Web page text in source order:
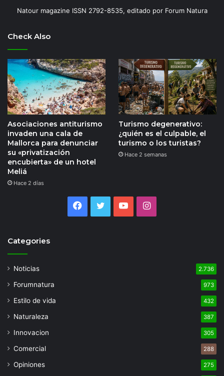
Natour magazine ISSN 2792-8535, editado por Forum Natura
Check Also
Asociaciones antiturismo
invaden una cala de
Mallorca para denunciar
su «privatización
encubierta» de un hotel
Meliá
Hace 2 días
Turismo degenerativo:
¿quién es el culpable, el
turismo o los turistas?
Hace 2 semanas
Facebook
TwitterYouTubeInstagram
Categories
Noticias 2.736
Forumnatura 973
Estilo de vida 432
Naturaleza 387
Innovacion 305
Comercial 288
Opiniones 275